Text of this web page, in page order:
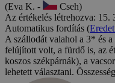
(Eva K. -
Cseh)
Az értékelés létrehozva: 15.
Automatikus fordítás (
A szállodát valahol a 3* és
felújított volt, a fürdő is, az
koszos székpárnák), a
lehetett választani.